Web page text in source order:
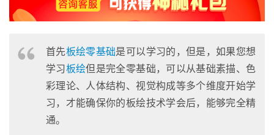
首先板绘零基础是可以学习的，但是，如果您想
学习板绘但是完全零基础，可以从基础素描、色
彩理论、人体结构、视觉构成等多个维度开始学
习，才能确保你的板绘技术学会后，能够完全精
通。